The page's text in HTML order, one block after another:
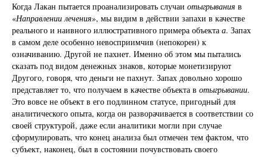
Когда Лакан пытается проанализировать случаи отыгрывания в
«Направлении лечения», мы видим в действии запахи в качестве
реального и наивного иллюстративного примера объекта а. Запах
в самом деле особенно невосприимчив (непокорен) к
означиванию. Другой не пахнет. Именно об этом мы пытались
сказать под видом денежных знаков, которые монетизируют
Другого, говоря, что деньги не пахнут. Запах довольно хорошо
представляет то, что получаем в качестве объекта в отыгрывании.
Это вовсе не объект в его подлинном статусе, пригодный для
аналитического опыта, когда он разворачивается в соответствии со
своей структурой, даже если аналитики могли при случае
сформулировать, что конец анализа был отмечен тем фактом, что
субъект, наконец, был в состоянии почувствовать своего